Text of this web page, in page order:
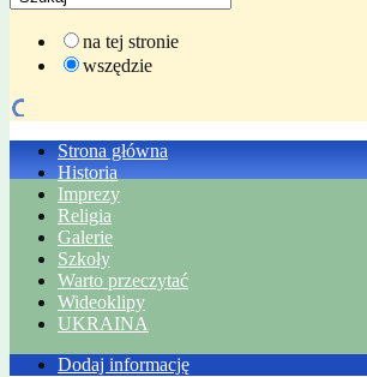
na tej stronie
wszędzie
Strona główna
Historia
Imprezy
Religia
Galerie
Szkoły
Warto przeczytać
Wideoklipy
UKRAINA
Dodaj informację